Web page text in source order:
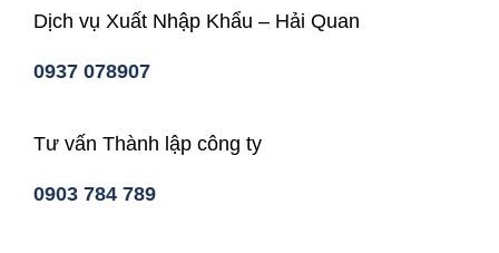
Dịch vụ Xuất Nhập Khẩu – Hải Quan
0937 078907
Tư vấn Thành lập công ty
0903 784 789